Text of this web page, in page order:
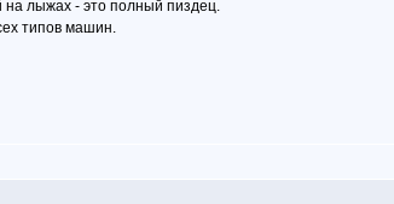
на лыжах - это полный пиздец.
типов машин.